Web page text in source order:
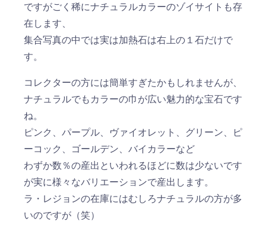
ですがごく稀にナチュラルカラーのゾイサイトも存
在します、
集合写真の中では実は加熱石は右上の１石だけで
す。
コレクターの方には簡単すぎたかもしれませんが、
ナチュラルでもカラーの巾が広い魅力的な宝石です
ね。
ピンク、パープル、ヴァイオレット、グリーン、ピ
ーコック、ゴールデン、バイカラーなど
わずか数％の産出といわれるほどに数は少ないです
が実に様々なバリエーションで産出します。
ラ・レジョンの在庫にはむしろナチュラルの方が多
いのですが（笑）